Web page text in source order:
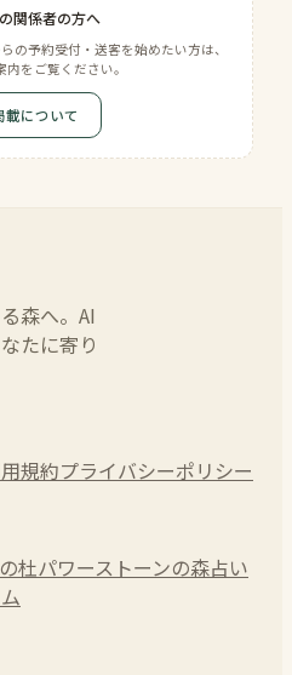
関係者の方へ
の予約受付・送客を始めたい方は、
をご覧ください。
載について
森へ。AI
たに寄り
規約プライバシーポリシー
杜パワーストーンの森占い